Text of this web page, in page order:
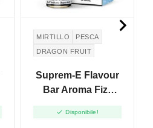
MIRTILLO
PESCA
DRAGON FRUIT
Suprem-E Flavour
Bar Aroma Fizz
10ml
 Disponibile!
